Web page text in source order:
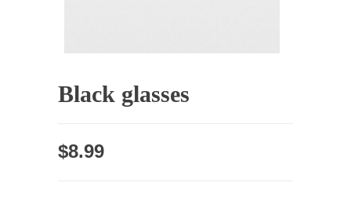
Black glasses
$8.99